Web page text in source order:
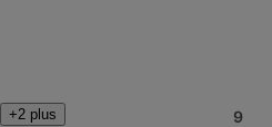
+2 plus 9